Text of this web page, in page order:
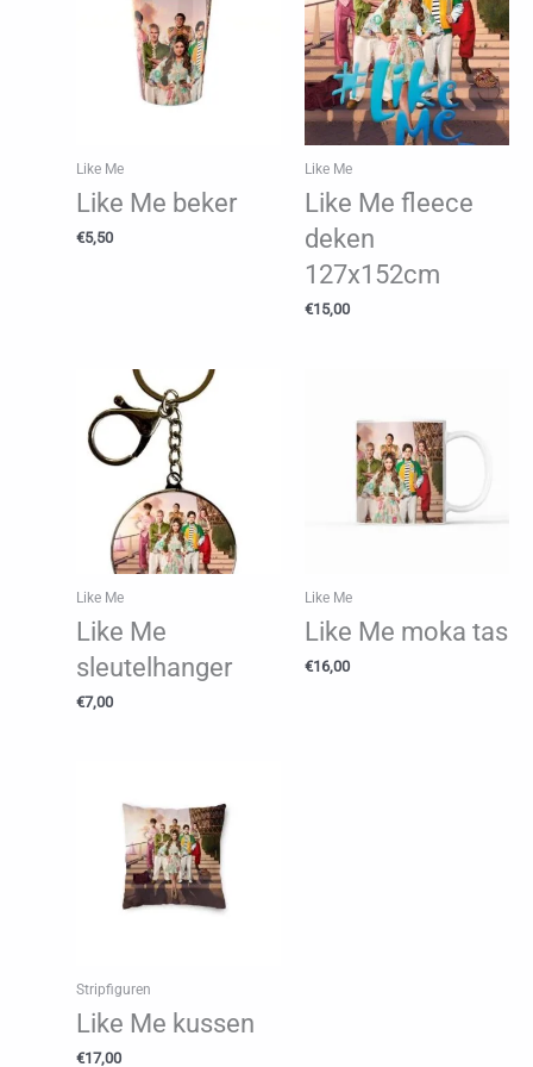
Like Me
Like Me beker
€5,50
Like Me
Like Me fleece
deken
127x152cm
€15,00
Like Me
Like Me
sleutelhanger
€7,00
Like Me
Like Me moka tas
€16,00
Stripfiguren
Like Me kussen
€17,00